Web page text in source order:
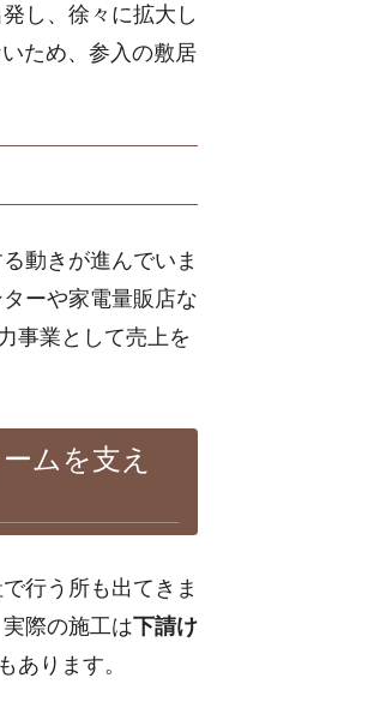
し、徐々に拡大し
ため、参入の敷居
動きが進んでいま
ーや家電量販店な
事業として売上を
ムを支え
行う所も出てきま
際の施工は下請け
あります。